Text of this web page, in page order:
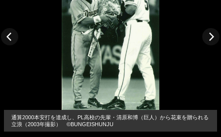
通算2000本安打を達成し、PL高校の先輩・清原和博（巨人）から花束を贈られる
立浪（2003年撮影） ©BUNGEISHUNJU